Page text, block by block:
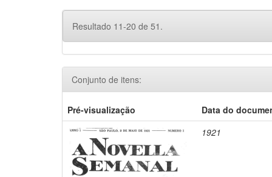
Resultado 11-20 de 51.
Conjunto de itens:
Pré-visualização
Data do
1921